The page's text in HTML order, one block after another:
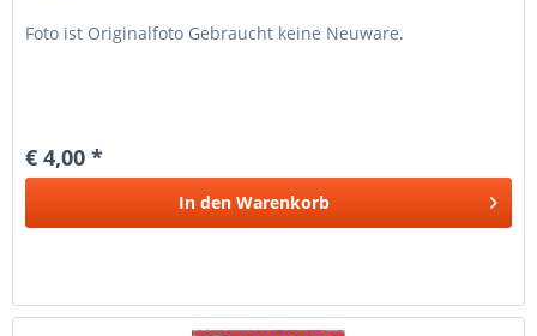
Foto ist Originalfoto Gebraucht keine Neuware.
€ 4,00 *
In den Warenkorb